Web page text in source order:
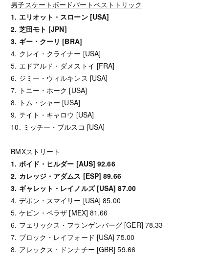
男子スケートボードバートベストトリック
1. エリオット・スローン [USA]
2. 芝田モト [JPN]
3. ギー・クーリ [BRA]
4. クレイ・クライナー [USA]
5. エドアルド・ダメストイ [FRA]
6. ジミー・ウィルキンス [USA]
7. トニー・ホーク [USA]
8. トム・シャー [USA]
9. テイト・キャロウ [USA]
10. ミッチー・ブルスコ [USA]
BMXストリート
1. ボイド・ヒルダー [AUS] 92.66
2. カレッジ・アダムス [ESP] 89.66
3. ギャレット・レイノルズ [USA] 87.00
4. デボン・スマイリー [USA] 85.00
5. ケビン・ペラザ [MEX] 81.66
6. フェリックス・フランゲンバーグ [GER] 78.33
7. ブロック・レイフォード [USA] 75.00
8. アレックス・ドンナチー [GBR] 59.66